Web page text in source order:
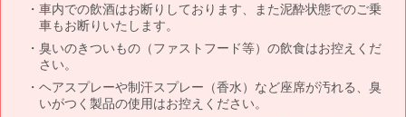
車内での飲酒はお断りしております、また泥酔状態でのご乗
車もお断りいたします。
臭いのきついもの（ファストフード等）の飲食はお控えくだ
さい。
ヘアスプレーや制汗スプレー（香水）など座席が汚れる、臭
いがつく製品の使用はお控えください。